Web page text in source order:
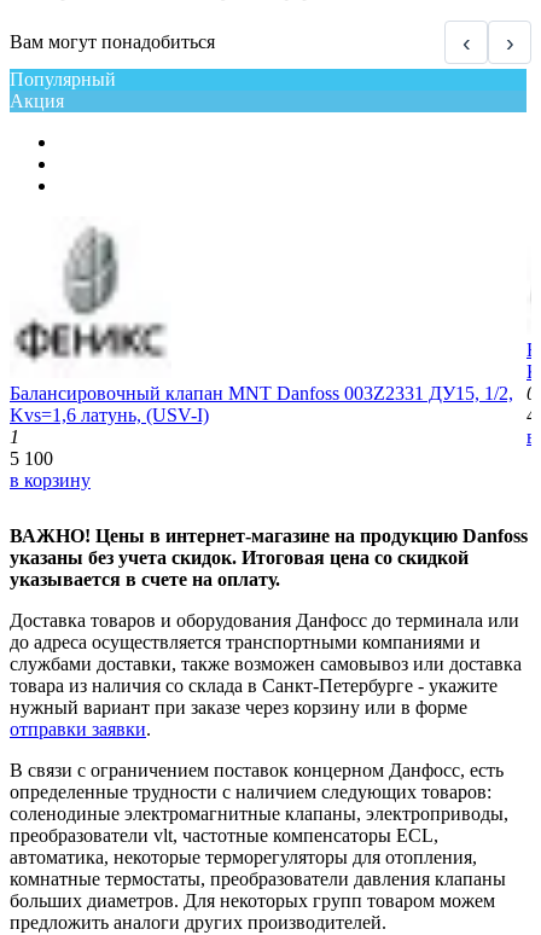
Вам могут понадобиться ‹ ›
Популярный
Акция
Балансировочный клапан MNT Danfoss 003Z2331 ДУ15, 1/2,
Kvs=1,6 латунь, (USV-I)
1
5 100
в корзину
0
4
в
ВАЖНО! Цены в интернет-магазине на продукцию Danfoss
указаны без учета скидок. Итоговая цена со скидкой
указывается в счете на оплату.
Доставка товаров и оборудования Данфосс до терминала или
до адреса осуществляется транспортными компаниями и
службами доставки, также возможен самовывоз или доставка
товара из наличия со склада в Санкт-Петербурге - укажите
нужный вариант при заказе через корзину или в форме
отправки заявки.
В связи с ограничением поставок концерном Данфосс, есть
определенные трудности с наличием следующих товаров:
соленодиные электромагнитные клапаны, электроприводы,
преобразователи vlt, частотные компенсаторы ECL,
автоматика, некоторые терморегуляторы для отопления,
комнатные термостаты, преобразователи давления клапаны
больших диаметров. Для некоторых групп товаром можем
предложить аналоги других производителей.